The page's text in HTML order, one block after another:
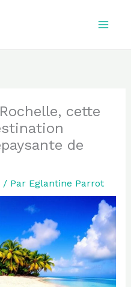
cette
de
/ Par Eglantine Parrot